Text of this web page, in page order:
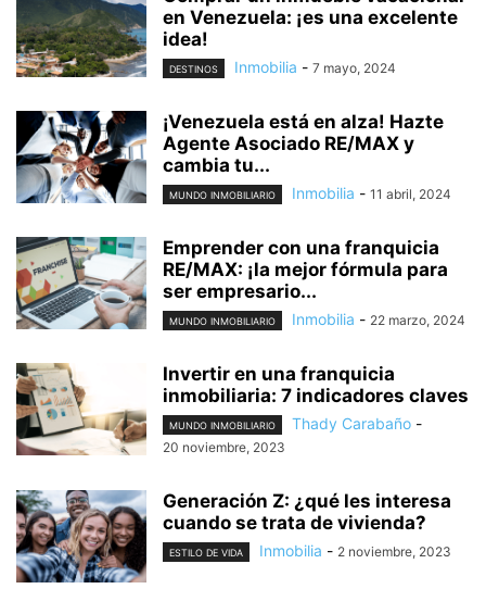
en Venezuela: ¡es una excelente
idea!
DESTINOS Inmobilia - 7 mayo, 2024
¡Venezuela está en alza! Hazte
Agente Asociado RE/MAX y
cambia tu...
MUNDO INMOBILIARIO Inmobilia - 11 abril, 2024
Emprender con una franquicia
RE/MAX: ¡la mejor fórmula para
ser empresario...
MUNDO INMOBILIARIO Inmobilia - 22 marzo, 2024
Invertir en una franquicia
inmobiliaria: 7 indicadores claves
MUNDO INMOBILIARIO Thady Carabaño -
20 noviembre, 2023
Generación Z: ¿qué les interesa
cuando se trata de vivienda?
ESTILO DE VIDA Inmobilia - 2 noviembre, 2023